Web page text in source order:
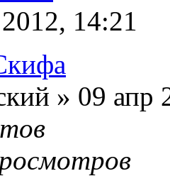
14:21
» 09 апр